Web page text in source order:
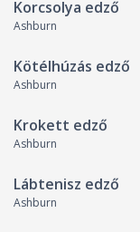
Korcsolya edző
Ashburn
Kötélhúzás edző
Ashburn
Krokett edző
Ashburn
Lábtenisz edző
Ashburn